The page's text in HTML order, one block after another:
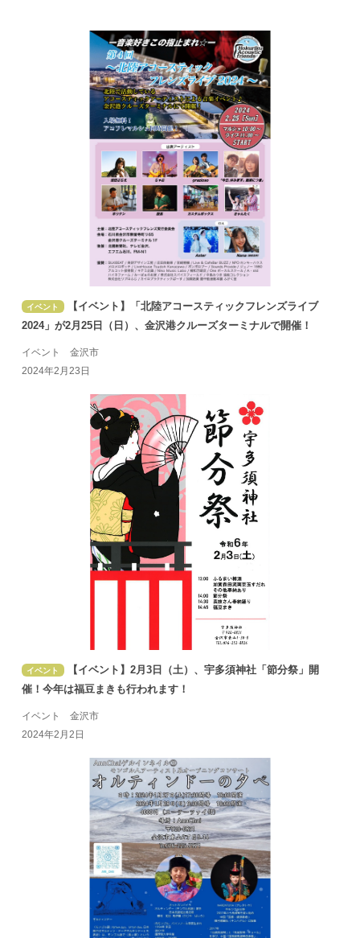
イベント
【イベント】「北陸アコースティックフレンズライブ
2024」が2月25日（日）、金沢港クルーズターミナルで開催！
イベント 金沢市
2024年2月23日
イベント
【イベント】2月3日（土）、宇多須神社「節分祭」開
催！今年は福豆まきも行われます！
イベント 金沢市
2024年2月2日